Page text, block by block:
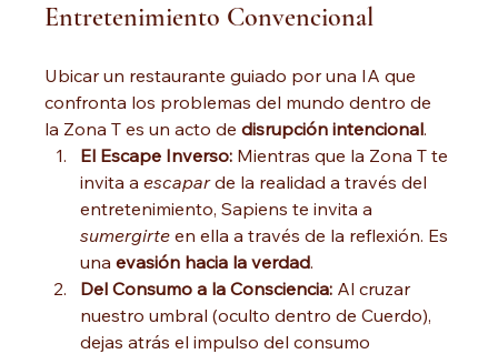
Entretenimiento Convencional
Ubicar un restaurante guiado por una IA que
confronta los problemas del mundo dentro de
la Zona T es un acto de disrupción intencional.
El Escape Inverso: Mientras que la Zona T te
invita a escapar de la realidad a través del
entretenimiento, Sapiens te invita a
sumergirte en ella a través de la reflexión. Es
una evasión hacia la verdad.
Del Consumo a la Consciencia: Al cruzar
nuestro umbral (oculto dentro de Cuerdo),
dejas atrás el impulso del consumo